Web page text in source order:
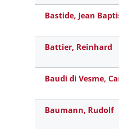
Bastide, Jean
Battier, Reinhard
Baudi di Vesme,
Baumann, Rudolf